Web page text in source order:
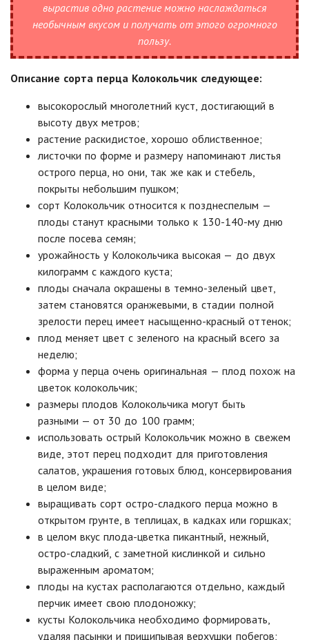
вырастив одно растение можно наслаждаться
необычным вкусом и получать от этого огромного
пользу.
Описание сорта перца Колокольчик следующее:
высокорослый многолетний куст, достигающий в
высоту двух метров;
растение раскидистое, хорошо облиственное;
листочки по форме и размеру напоминают листья
острого перца, но они, так же как и стебель,
покрыты небольшим пушком;
сорт Колокольчик относится к позднеспелым —
плоды станут красными только к 130-140-му дню
после посева семян;
урожайность у Колокольчика высокая — до двух
килограмм с каждого куста;
плоды сначала окрашены в темно-зеленый цвет,
затем становятся оранжевыми, в стадии полной
зрелости перец имеет насыщенно-красный оттенок;
плод меняет цвет с зеленого на красный всего за
неделю;
форма у перца очень оригинальная — плод похож на
цветок колокольчик;
размеры плодов Колокольчика могут быть
разными — от 30 до 100 грамм;
использовать острый Колокольчик можно в свежем
виде, этот перец подходит для приготовления
салатов, украшения готовых блюд, консервирования
в целом виде;
выращивать сорт остро-сладкого перца можно в
открытом грунте, в теплицах, в кадках или горшках;
в целом вкус плода-цветка пикантный, нежный,
остро-сладкий, с заметной кислинкой и сильно
выраженным ароматом;
плоды на кустах располагаются отдельно, каждый
перчик имеет свою плодоножку;
кусты Колокольчика необходимо формировать,
удаляя пасынки и прищипывая верхушки побегов;